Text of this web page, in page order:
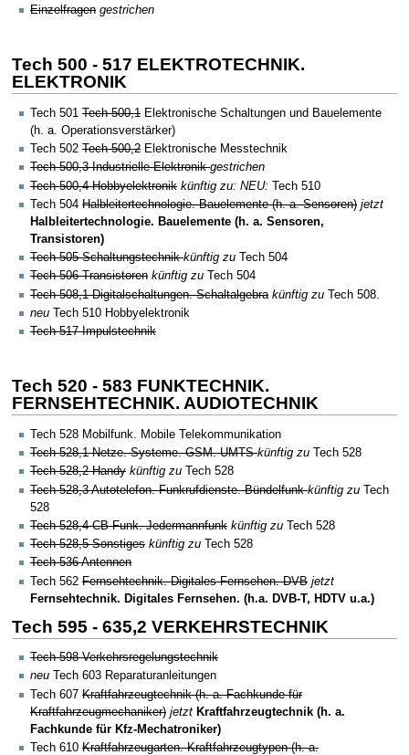
Einzelfragen gestrichen
Tech 500 - 517 ELEKTROTECHNIK.
ELEKTRONIK
Tech 501 Tech 500,1 Elektronische Schaltungen und Bauelemente
(h. a. Operationsverstärker)
Tech 502 Tech 500,2 Elektronische Messtechnik
Tech 500,3 Industrielle Elektronikgestrichen
Tech 500,4 Hobbyelektronik künftig zu: NEU: Tech 510
Tech 504 Halbleitertechnologie. Bauelemente (h. a. Sensoren) jetzt
Halbleitertechnologie. Bauelemente (h. a. Sensoren,
Transistoren)
Tech 505 Schaltungstechnikkünftig zu Tech 504
Tech 506 Transistoren künftig zu Tech 504
Tech 508,1 Digitalschaltungen. Schaltalgebra künftig zu Tech 508.
neu Tech 510 Hobbyelektronik
Tech 517 Impulstechnik
Tech 520 - 583 FUNKTECHNIK.
FERNSEHTECHNIK. AUDIOTECHNIK
Tech 528 Mobilfunk. Mobile Telekommunikation
Tech 528,1 Netze. Systeme. GSM. UMTSkünftig zu Tech 528
Tech 528,2 Handy künftig zu
Tech 528
Tech 528,3 Autotelefon. Funkrufdienste. Bündelfunkkünftig zu Tech
528
Tech 528,4 CB-Funk. Jedermannfunk künftig zu Tech 528
Tech 528,5 Sonstiges künftig zu Tech 528
Tech 536 Antennen
Tech 562 Fernsehtechnik. Digitales Fernsehen. DVB jetzt
Fernsehtechnik. Digitales Fernsehen. (h.a. DVB-T, HDTV u.a.)
Tech 595 - 635,2 VERKEHRSTECHNIK
Tech 598 Verkehrsregelungstechnik
neu Tech 603 Reparaturanleitungen
Tech 607 Kraftfahrzeugtechnik (h. a. Fachkunde für
Kraftfahrzeugmechaniker) jetzt Kraftfahrzeugtechnik (h. a.
Fachkunde für Kfz-Mechatroniker)
Tech 610 Kraftfahrzeugarten. Kraftfahrzeugtypen (h. a.